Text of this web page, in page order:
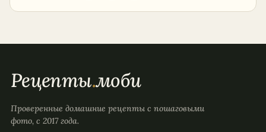
Рецепты.моби
Проверенные домашние рецепты с пошаговыми
фото, с 2017 года.